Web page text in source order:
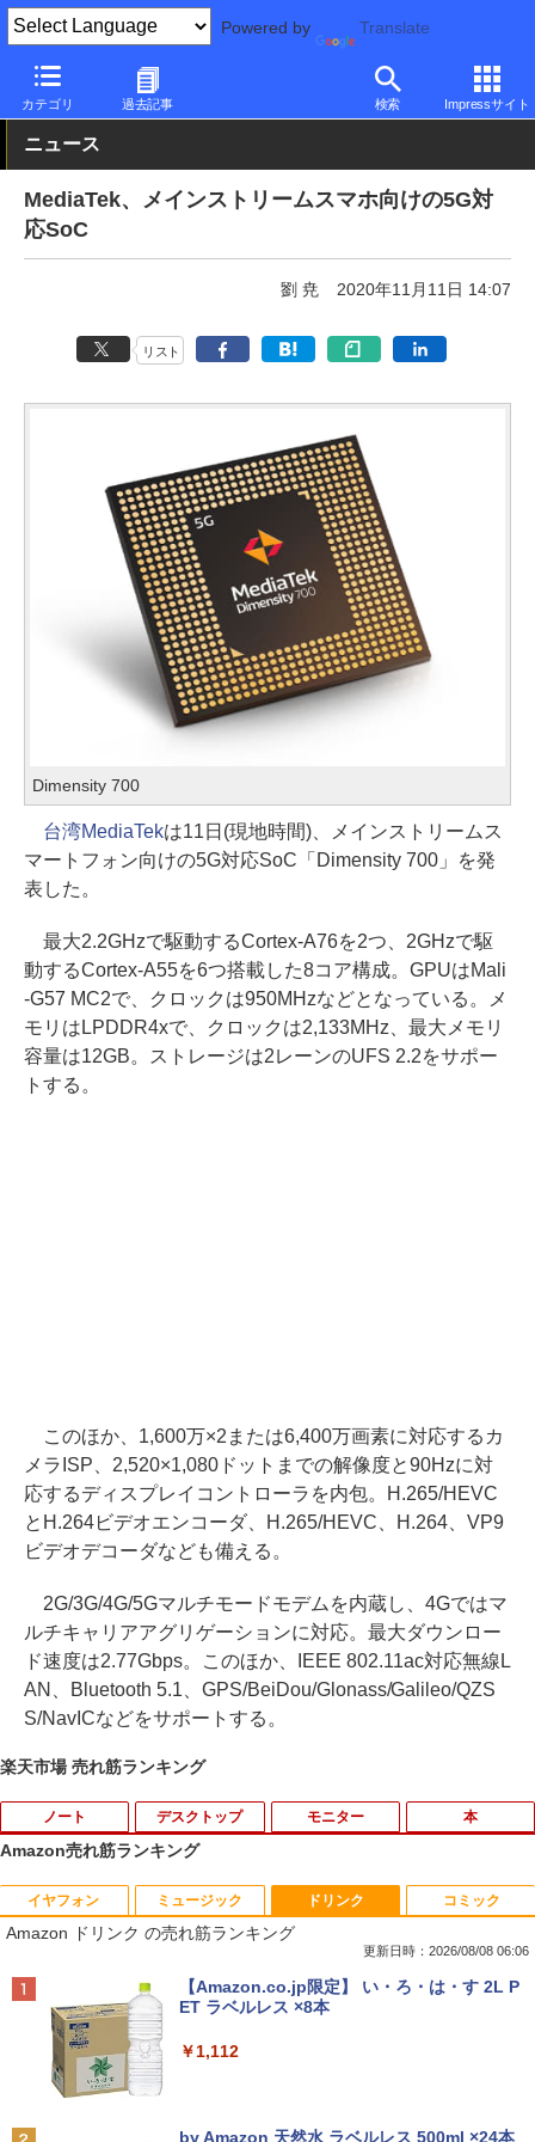
Powered by Translate
カテゴリ 過去記事 検索 Impressサイト
PC Watch 半導体/周辺機器 MediaTek
ニュース
MediaTek、メインストリームスマホ向けの5G対
応SoC
劉 尭 2020年11月11日 14:07
リスト
Dimensity 700
台湾MediaTekは11日(現地時間)、メインストリームス
マートフォン向けの5G対応SoC「Dimensity 700」を発
表した。
最大2.2GHzで駆動するCortex-A76を2つ、2GHzで駆
動するCortex-A55を6つ搭載した8コア構成。GPUはMali
-G57 MC2で、クロックは950MHzなどとなっている。メ
モリはLPDDR4xで、クロックは2,133MHz、最大メモリ
容量は12GB。ストレージは2レーンのUFS 2.2をサポー
トする。
このほか、1,600万×2または6,400万画素に対応するカ
メラISP、2,520×1,080ドットまでの解像度と90Hzに対
応するディスプレイコントローラを内包。H.265/HEVC
とH.264ビデオエンコーダ、H.265/HEVC、H.264、VP9
ビデオデコーダなども備える。
2G/3G/4G/5Gマルチモードモデムを内蔵し、4Gではマ
ルチキャリアアグリゲーションに対応。最大ダウンロー
ド速度は2.77Gbps。このほか、IEEE 802.11ac対応無線L
AN、Bluetooth 5.1、GPS/BeiDou/Glonass/Galileo/QZS
S/NavICなどをサポートする。
楽天市場 売れ筋ランキング
ノート
1
【期間限定破格金額！】新生活 新古品 W
in11搭載 パソコンノートパソコンoffice
付き 初心者向けノートPC 初期設定済 1
5.6型 インテル高速CPU ランダムで発送
メモリ4GB～ 高速SSD1TB 最大 フルHD
Webカメラ zoom 軽量薄型 無線 型番更
デスクトップ モニター
1
引き出し付きモニター台(NM01 ミドルブ
ラウン) 【玄関先迄納品】 ニトリ
￥2,990
本
1
ドラえもん はじめての国語辞典 第2版 [
小学館 国語辞典編集部 ]
￥2,090
Amazon売れ筋ランキング
イヤフォン
Anker Soundcore P40i オフホワイト
Anker Soundcore P31i ブラック
ミュージック
BRUCE WAYNE feat. Flo Milli, ATL Jacob
[Explicit]
￥250
BRUCE WAYNE feat. Flo Milli, ATL Jacob
ドリンク
Amazon ドリンク の売れ筋ランキング
更新日時：2026/08/08 06:06
【Amazon.co.jp限定】 い・ろ・は・す 2L P
ET ラベルレス ×8本
￥1,112
by Amazon 天然水 ラベルレス 500ml ×24本
コミック